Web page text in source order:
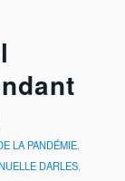
LA PANDÉMIE,
DARLES,